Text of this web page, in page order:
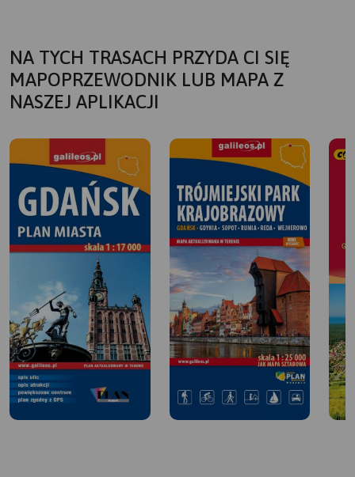
NA TYCH TRASACH PRZYDA CI SIĘ
MAPOPRZEWODNIK LUB MAPA Z
NASZEJ APLIKACJI